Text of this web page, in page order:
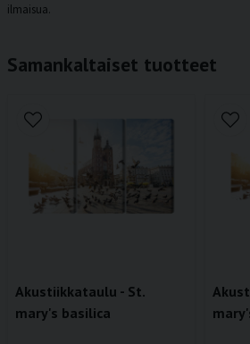
ilmaisua.
Samankaltaiset tuotteet
Akustiikkataulu - St.
mary's basilica